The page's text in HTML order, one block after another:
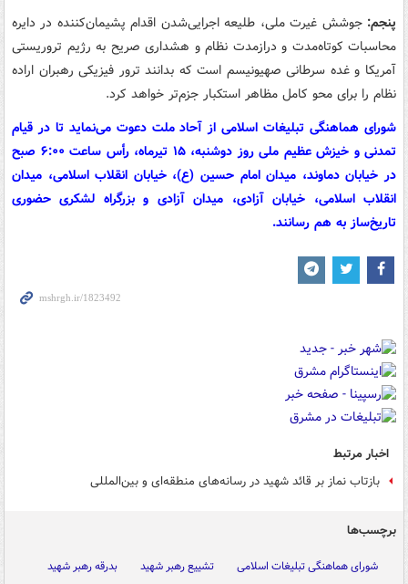
پنجم: جوشش غیرت ملی، طلیعه اجرایی‌شدن اقدام پشیمان‌کننده در دایره
محاسبات کوتاه‌مدت و درازمدت نظام و هشداری صریح به رژیم تروریستی
آمریکا و غده سرطانی صهیونیسم است که بدانند ترور فیزیکی رهبران اراده
نظام را برای محو کامل مظاهر استکبار جزم‌تر خواهد کرد.
شورای هماهنگی تبلیغات اسلامی از آحاد ملت دعوت می‌نماید تا در قیام
تمدنی و خیزش عظیم ملی روز دوشنبه، ۱۵ تیرماه، رأس ساعت ۶:۰۰ صبح
در خیابان دماوند، میدان امام حسین (ع)، خیابان انقلاب اسلامی، میدان
انقلاب اسلامی، خیابان آزادی، میدان آزادی و بزرگراه لشکری حضوری
تاریخ‌ساز به هم رسانند.
اخبار مرتبط
بازتاب نماز بر قائد شهید در رسانه‌های منطقه‌ای و بین‌المللی
برچسب‌ها
شورای هماهنگی تبلیغات اسلامی تشییع رهبر شهید
بدرقه رهبر شهید